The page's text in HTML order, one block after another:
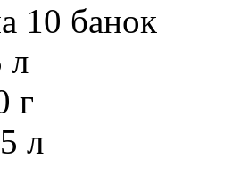
10 банок
л
г
л